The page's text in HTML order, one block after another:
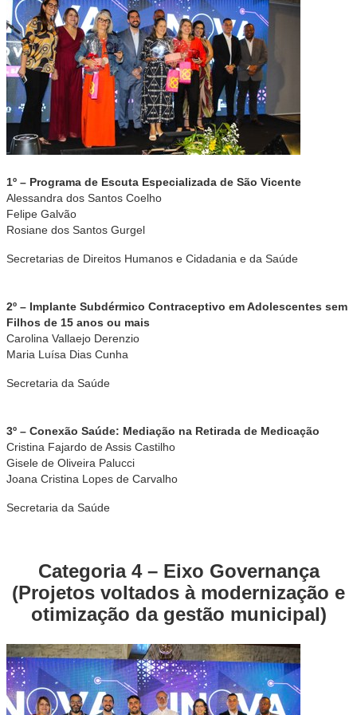
1º – Programa de Escuta Especializada de São Vicente
Alessandra dos Santos Coelho
Felipe Galvão
Rosiane dos Santos Gurgel
Secretarias de Direitos Humanos e Cidadania e da Saúde
2º – Implante Subdérmico Contraceptivo em Adolescentes sem
Filhos de 15 anos ou mais
Carolina Vallaejo Derenzio
Maria Luísa Dias Cunha
Secretaria da Saúde
3º – Conexão Saúde: Mediação na Retirada de Medicação
Cristina Fajardo de Assis Castilho
Gisele de Oliveira Palucci
Joana Cristina Lopes de Carvalho
Secretaria da Saúde
Categoria 4 – Eixo Governança
(Projetos voltados à modernização e
otimização da gestão municipal)